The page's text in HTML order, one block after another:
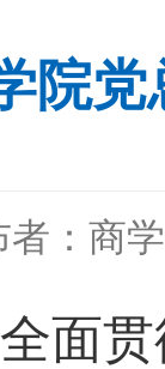
院
者：商
面